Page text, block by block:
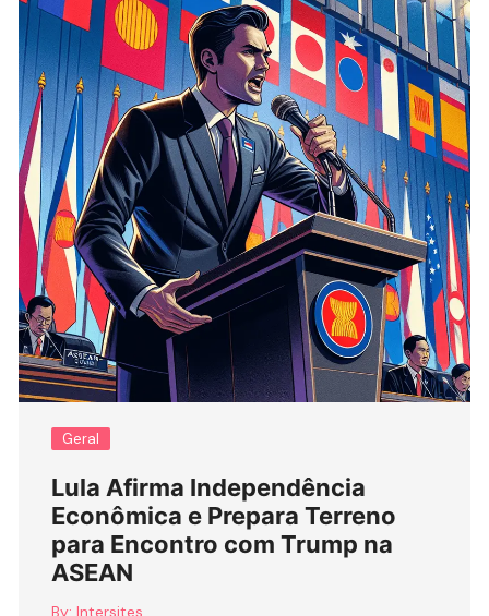
Geral
Lula Afirma Independência
Econômica e Prepara Terreno
para Encontro com Trump na
ASEAN
By: Intersites